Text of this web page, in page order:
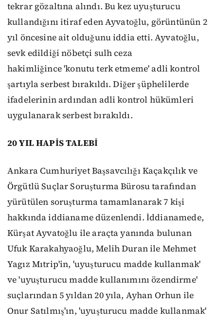
tekrar gözaltına alındı. Bu kez uyuşturucu
kullandığını itiraf eden Ayvatoğlu, görüntünün 2
yıl öncesine ait olduğunu iddia etti. Ayvatoğlu,
sevk edildiği nöbetçi sulh ceza
hakimliğince 'konutu terk etmeme' adli kontrol
şartıyla serbest bırakıldı. Diğer şüphelilerde
ifadelerinin ardından adli kontrol hükümleri
uygulanarak serbest bırakıldı.
20 YIL HAPİS TALEBİ
Ankara Cumhuriyet Başsavcılığı Kaçakçılık ve
Örgütlü Suçlar Soruşturma Bürosu tarafından
yürütülen soruşturma tamamlanarak 7 kişi
hakkında iddianame düzenlendi. İddianamede,
Kürşat Ayvatoğlu ile araçta yanında bulunan
Ufuk Karakahyaoğlu, Melih Duran ile Mehmet
Yagız Mıtrip'in, 'uyuşturucu madde kullanmak'
ve 'uyuşturucu madde kullanımını özendirme'
suçlarından 5 yıldan 20 yıla, Ayhan Orhun ile
Onur Satılmış'ın, 'uyuşturucu madde kullanmak'